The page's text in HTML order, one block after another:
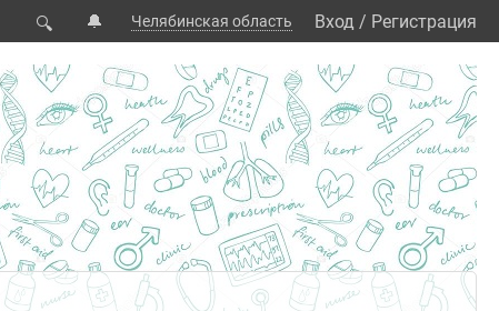
🔍 🔔 Челябинская область Вход / Регистрация